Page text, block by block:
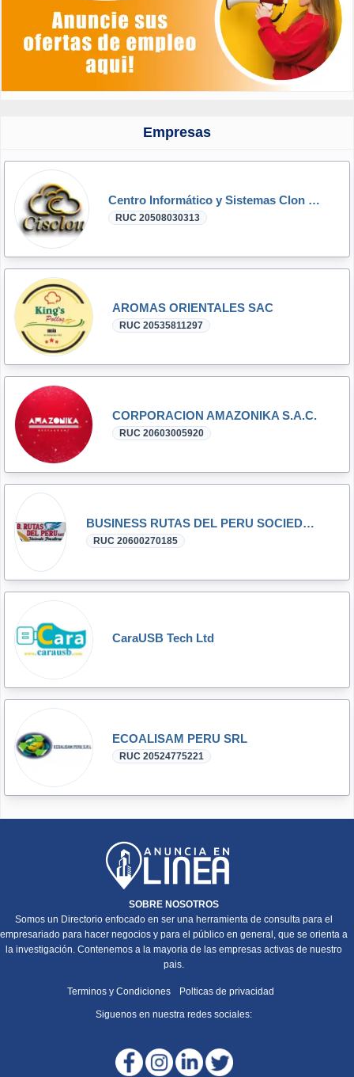
Empresas
Centro Informático y Sistemas Clon SAC
RUC 20508030313
AROMAS ORIENTALES SAC
RUC 20535811297
CORPORACION AMAZONIKA S.A.C.
RUC 20603005920
BUSINESS RUTAS DEL PERU SOCIEDAD ANONIMA CERRADA
RUC 20600270185
CaraUSB Tech Ltd
ECOALISAM PERU SRL
RUC 20524775221
SOBRE NOSOTROS
Somos un Directorio enfocado en ser una herramienta de consulta para el
empresariado para hacer negocios y para el público en general, que se orienta a
la investigación. Contenemos a la mayoria de las empresas activas de nuestro
pais.
Terminos y Condiciones Polticas de privacidad
Siguenos en nuestra redes sociales: